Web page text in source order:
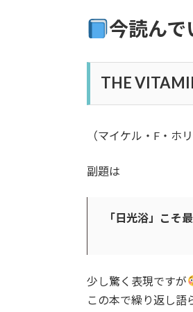
今読んで
THE
（マイケル・F・ホ
副題は
「日光浴」こそ
少し驚く表現ですが
この本で繰り返し語